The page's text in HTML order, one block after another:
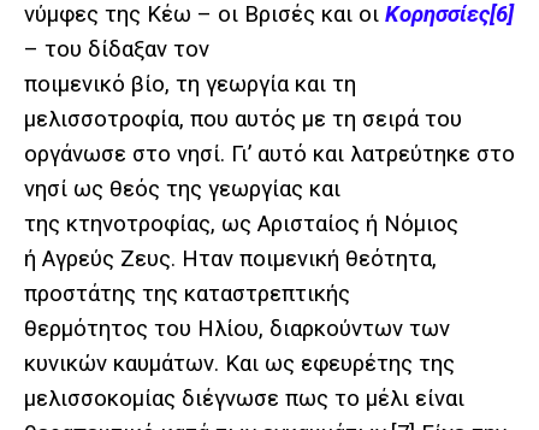
νύμφες της Κέω – οι Βρισές και οι Κορησσίες[6]
– του δίδαξαν τον
ποιμενικό βίο, τη γεωργία και τη
μελισσοτροφία, που αυτός με τη σειρά του
οργάνωσε στο νησί. Γι’ αυτό και λατρεύτηκε στο
νησί ως θεός της γεωργίας και
της κτηνοτροφίας, ως Αρισταίος ή Νόμιος
ή Αγρεύς Ζευς. Ηταν ποιμενική θεότητα,
προστάτης της καταστρεπτικής
θερμότητος του Ηλίου, διαρκούντων των
κυνικών καυμάτων. Και ως εφευρέτης της
μελισσοκομίας διέγνωσε πως το μέλι είναι